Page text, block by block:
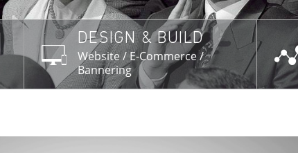
DESIGN & BUILD
Website / E-Commerce /
Bannering
EN SAVOIR PLUS →